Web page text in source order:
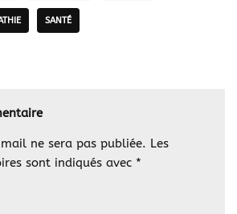
SANTÉ
ne sera pas publiée. Les
sont indiqués avec *